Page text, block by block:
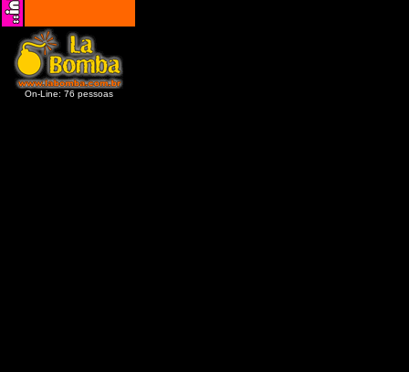
On-Line: 76 pessoas